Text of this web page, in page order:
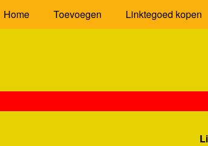
Home Toevoegen Linktegoed kopen